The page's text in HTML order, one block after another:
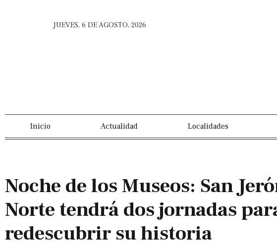
JUEVES, 6 DE AGOSTO, 2026
Inicio Actualidad Localidades
Noche de los Museos: San
Norte tendrá dos jornadas
redescubrir su historia